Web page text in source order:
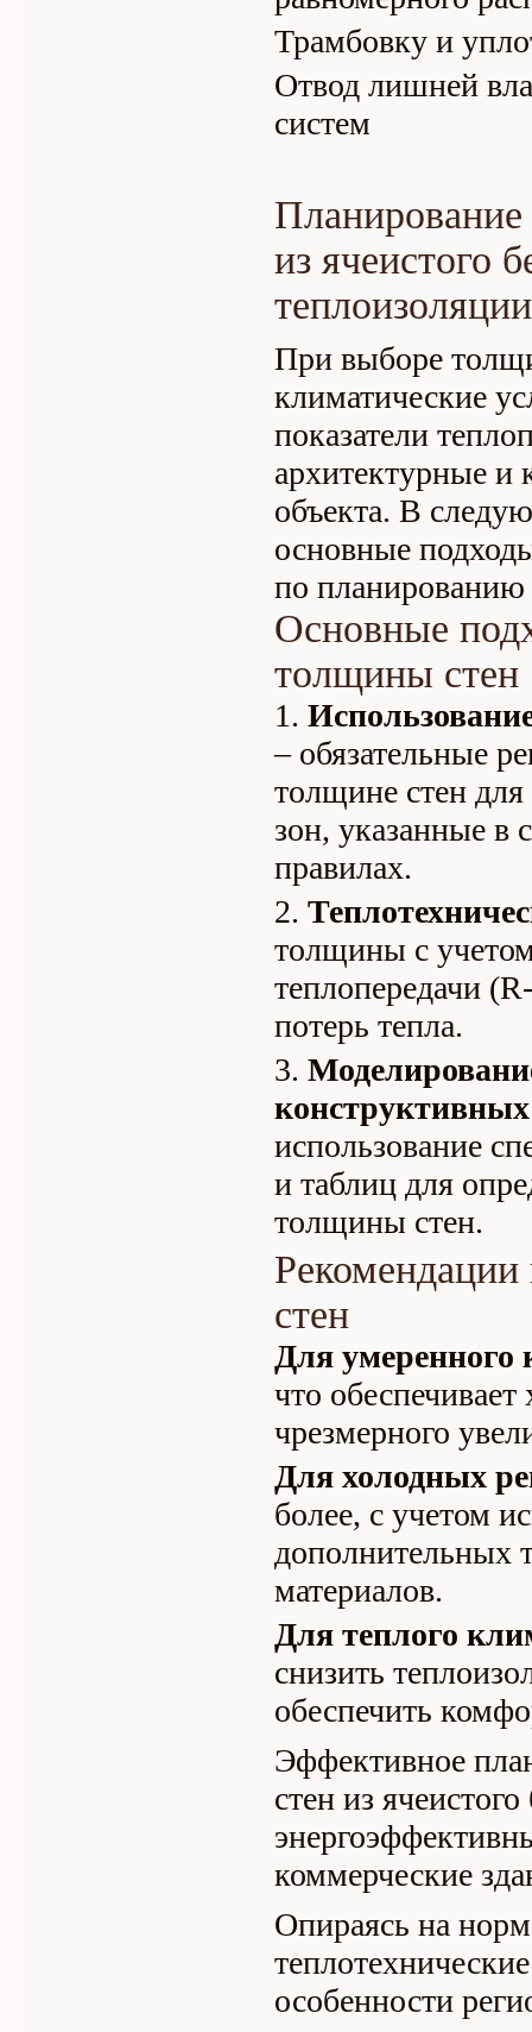
Трамбовку и
Отвод лишней
систем
из ячеистого
теплоизоляции
При выборе
климатические
показатели
архитектурные и
объекта. В
основные
по
Основные
толщины стен
– обязательные
толщине стен
зон, указанные в
правилах.
толщины с
теплопередачи
потерь тепла.
конструктивных
использование
и таблиц для
толщины стен.
стен
Для умеренного
что
чрезмерного
Для холодных
более, с учетом
дополнительных
материалов.
Для теплого
снизить
обеспечить
Эффективное
стен из
коммерческие
Опираясь на
особенности